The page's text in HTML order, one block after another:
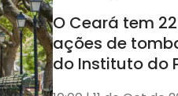
O Ceará tem
ações de
do Instituto do